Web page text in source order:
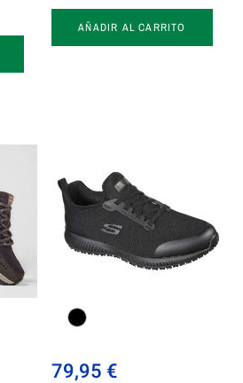
AÑADIR AL CARRITO
79,95 €